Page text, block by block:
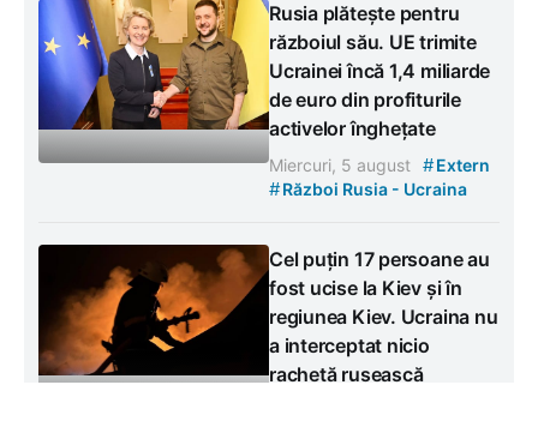
Rusia plătește pentru
războiul său. UE trimite
Ucrainei încă 1,4 miliarde
de euro din profiturile
activelor înghețate
Miercuri, 5 august #Extern
#Război Rusia - Ucraina
Cel puțin 17 persoane au
fost ucise la Kiev și în
regiunea Kiev. Ucraina nu
a interceptat nicio
rachetă rusească